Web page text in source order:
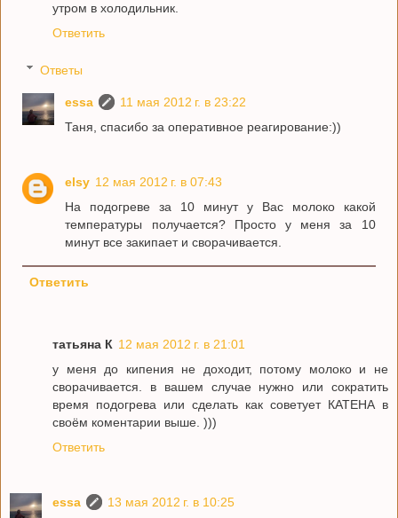
утром в холодильник.
Ответить
Ответы
essa
11 мая 2012 г. в 23:22
Таня, спасибо за оперативное реагирование:))
elsy 12 мая 2012 г. в 07:43
На подогреве за 10 минут у Вас молоко какой
температуры получается? Просто у меня за 10
минут все закипает и сворачивается.
Ответить
татьяна К 12 мая 2012 г. в 21:01
у меня до кипения не доходит, потому молоко и не
сворачивается. в вашем случае нужно или сократить
время подогрева или сделать как советует КАТЕНА в
своём коментарии выше. )))
Ответить
essa
13 мая 2012 г. в 10:25